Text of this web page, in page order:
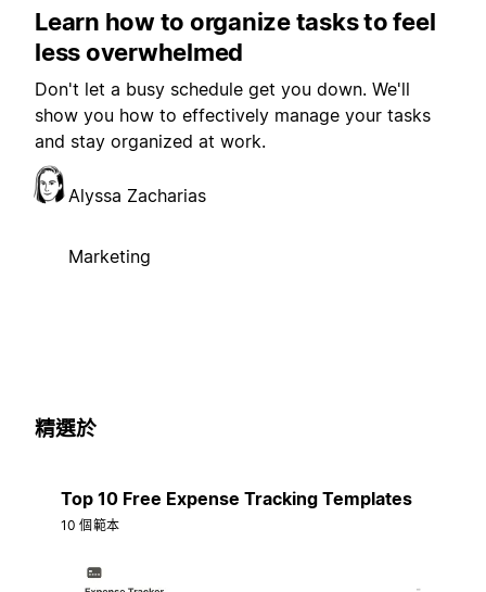
Learn how to organize tasks to feel
less overwhelmed
Don't let a busy schedule get you down. We'll
show you how to effectively manage your tasks
and stay organized at work.
Alyssa Zacharias
Marketing
精選於
Top 10 Free Expense Tracking Templates
10 個範本